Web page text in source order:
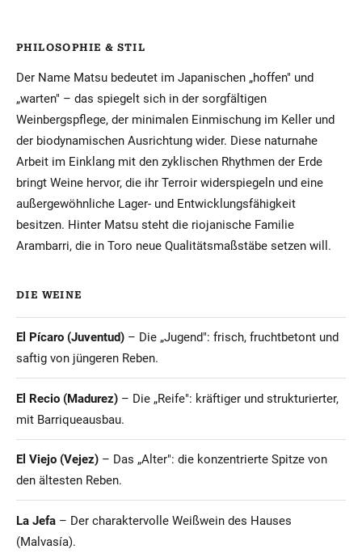
PHILOSOPHIE & STIL
Der Name Matsu bedeutet im Japanischen „hoffen" und
„warten" – das spiegelt sich in der sorgfältigen
Weinbergspflege, der minimalen Einmischung im Keller und
der biodynamischen Ausrichtung wider. Diese naturnahe
Arbeit im Einklang mit den zyklischen Rhythmen der Erde
bringt Weine hervor, die ihr Terroir widerspiegeln und eine
außergewöhnliche Lager- und Entwicklungsfähigkeit
besitzen. Hinter Matsu steht die riojanische Familie
Arambarri, die in Toro neue Qualitätsmaßstäbe setzen will.
DIE WEINE
El Pícaro (Juventud) – Die „Jugend": frisch, fruchtbetont und
saftig von jüngeren Reben.
El Recio (Madurez) – Die „Reife": kräftiger und strukturierter,
mit Barriqueausbau.
El Viejo (Vejez) – Das „Alter": die konzentrierte Spitze von
den ältesten Reben.
La Jefa – Der charaktervolle Weißwein des Hauses
(Malvasía).